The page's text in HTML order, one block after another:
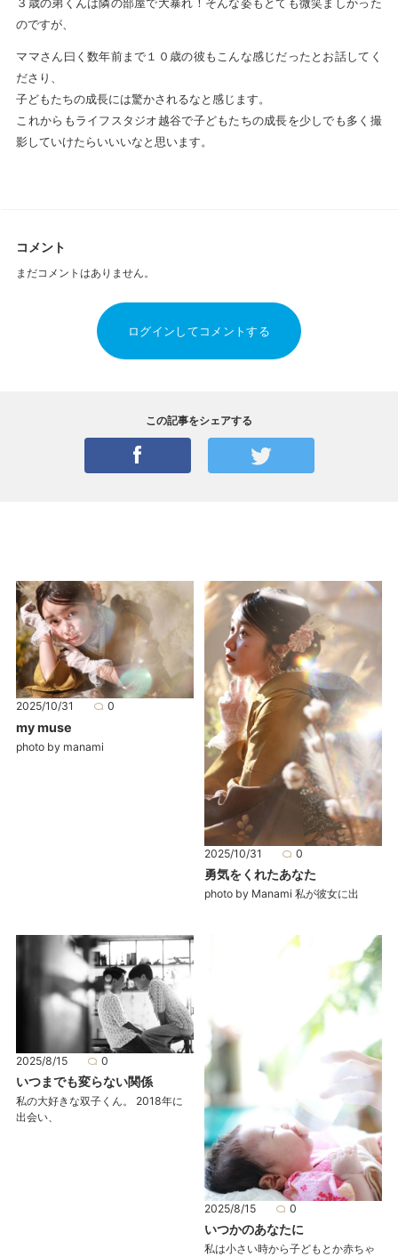
のですが、
ママさん曰く数年前まで１０歳の彼もこんな感じだったとお話してく
ださり、
子どもたちの成長には驚かされるなと感じます。
これからもライフスタジオ越谷で子どもたちの成長を少しでも多く撮
影していけたらいいいなと思います。
コメント
まだコメントはありません。
ログインしてコメントする
この記事をシェアする
2025/10/31 0
my muse
photo by manami
2025/10/31 0
勇気をくれたあなた
photo by Manami 私が彼女に出
2025/8/15 0
いつまでも変らない関係
私の大好きな双子くん。 2018年に
出会い、
2025/8/15 0
いつかのあなたに
私は小さい時から子どもとか赤ちゃ